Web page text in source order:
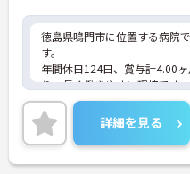
徳島県鳴門市に位置する病院
す。
年間休日124日、賞与計4.00
り、長く働きやすい環境です
駐車場も完備されています。
定した就業を目指せます。
ご興味のある方には、面接対
詳細をお話いたしますので、
い。
詳細を見る